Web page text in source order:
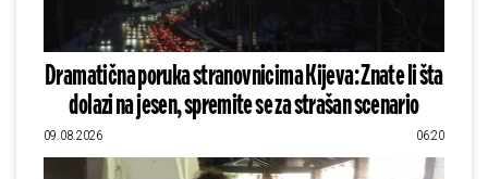
Dramatična poruka stranovnicima Kijeva: Znate li šta
dolazi na jesen, spremite se za strašan scenario
09.08.2026 06:20